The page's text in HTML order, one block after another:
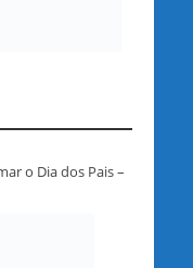
o Dia dos Pais –